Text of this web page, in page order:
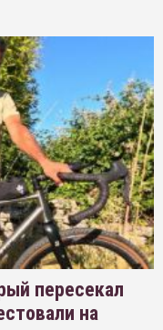
пересекал
на